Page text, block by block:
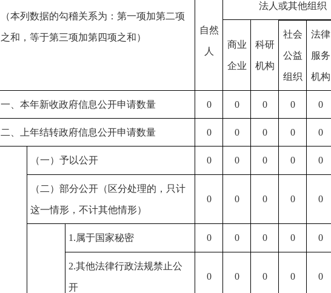
（本列数据的勾稽关系为：第一项加第二项
之和，等于第三项加第四项之和）
自然
人
法人或其他组织
商业
企业
科研
机构
社会
公益
组织
法律
服务
机构
一、本年新收政府信息公开申请数量 0 0 0 0 0
二、上年结转政府信息公开申请数量 0 0 0 0 0
（一）予以公开 0 0 0 0 0
（二）部分公开（区分处理的，只计
这一情形，不计其他情形）
0 0 0 0 0
1.属于国家秘密 0 0 0 0 0
2.其他法律行政法规禁止公
开
0 0 0 0 0